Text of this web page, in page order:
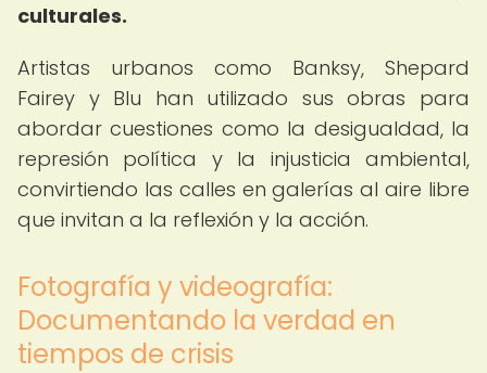
culturales.
Artistas urbanos como Banksy, Shepard
Fairey y Blu han utilizado sus obras para
abordar cuestiones como la desigualdad, la
represión política y la injusticia ambiental,
convirtiendo las calles en galerías al aire libre
que invitan a la reflexión y la acción.
Fotografía y videografía:
Documentando la verdad en
tiempos de crisis